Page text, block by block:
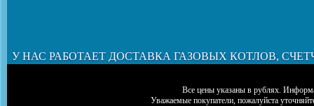
У НАС РАБОТАЕТ ДОСТАВКА ГАЗОВЫХ КОТЛОВ,
Все цены указаны в рублях.
Уважаемые покупатели, пожалуйста